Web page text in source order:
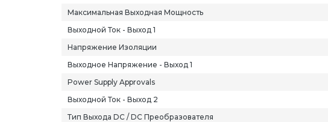
Максимальная Выходная Мощность
Выходной Ток - Выход 1
Напряжение Изоляции
Выходное Напряжение - Выход 1
Power Supply Approvals
Выходной Ток - Выход 2
Тип Выхода DC / DC Преобразователя